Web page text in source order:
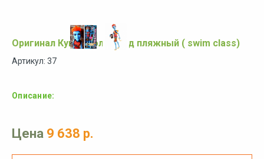
Оригинал Кукла Холт Хайд пляжный ( swim class)
Артикул: 37
Описание:
Цена 9 638 р.